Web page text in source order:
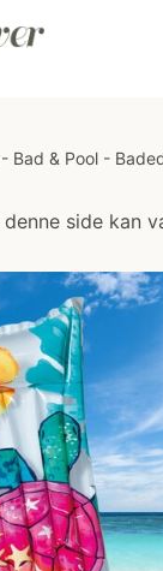
Bad & Pool -
side kan